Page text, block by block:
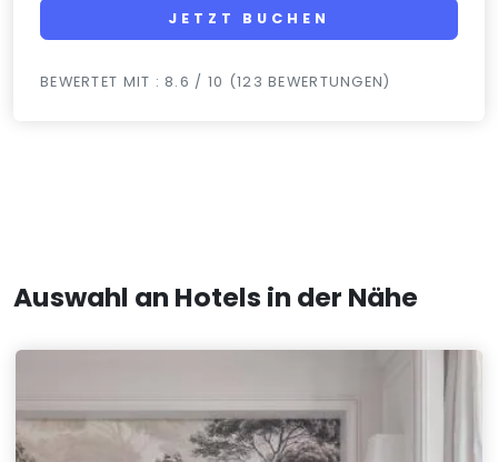
JETZT BUCHEN
BEWERTET MIT : 8.6 / 10 (123 BEWERTUNGEN)
Auswahl an Hotels in der Nähe